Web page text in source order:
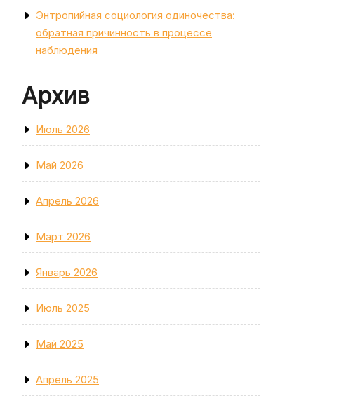
Энтропийная социология одиночества:
обратная причинность в процессе
наблюдения
Архив
Июль 2026
Май 2026
Апрель 2026
Март 2026
Январь 2026
Июль 2025
Май 2025
Апрель 2025